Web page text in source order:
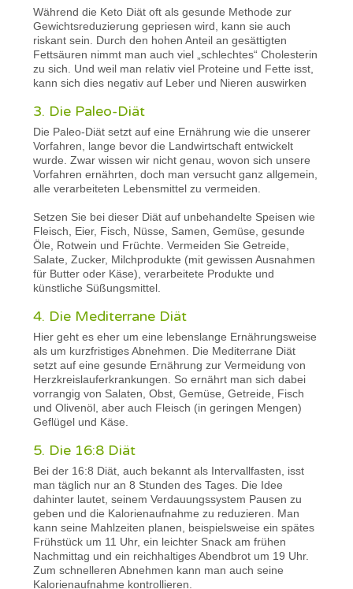
Während die Keto Diät oft als gesunde Methode zur
Gewichtsreduzierung gepriesen wird, kann sie auch
riskant sein. Durch den hohen Anteil an gesättigten
Fettsäuren nimmt man auch viel „schlechtes“ Cholesterin
zu sich. Und weil man relativ viel Proteine und Fette isst,
kann sich dies negativ auf Leber und Nieren auswirken
3. Die Paleo-Diät
Die Paleo-Diät setzt auf eine Ernährung wie die unserer
Vorfahren, lange bevor die Landwirtschaft entwickelt
wurde. Zwar wissen wir nicht genau, wovon sich unsere
Vorfahren ernährten, doch man versucht ganz allgemein,
alle verarbeiteten Lebensmittel zu vermeiden.
Setzen Sie bei dieser Diät auf unbehandelte Speisen wie
Fleisch, Eier, Fisch, Nüsse, Samen, Gemüse, gesunde
Öle, Rotwein und Früchte. Vermeiden Sie Getreide,
Salate, Zucker, Milchprodukte (mit gewissen Ausnahmen
für Butter oder Käse), verarbeitete Produkte und
künstliche Süßungsmittel.
4. Die Mediterrane Diät
Hier geht es eher um eine lebenslange Ernährungsweise
als um kurzfristiges Abnehmen. Die Mediterrane Diät
setzt auf eine gesunde Ernährung zur Vermeidung von
Herzkreislauferkrankungen. So ernährt man sich dabei
vorrangig von Salaten, Obst, Gemüse, Getreide, Fisch
und Olivenöl, aber auch Fleisch (in geringen Mengen)
Geflügel und Käse.
5. Die 16:8 Diät
Bei der 16:8 Diät, auch bekannt als Intervallfasten, isst
man täglich nur an 8 Stunden des Tages. Die Idee
dahinter lautet, seinem Verdauungssystem Pausen zu
geben und die Kalorienaufnahme zu reduzieren. Man
kann seine Mahlzeiten planen, beispielsweise ein spätes
Frühstück um 11 Uhr, ein leichter Snack am frühen
Nachmittag und ein reichhaltiges Abendbrot um 19 Uhr.
Zum schnelleren Abnehmen kann man auch seine
Kalorienaufnahme kontrollieren.